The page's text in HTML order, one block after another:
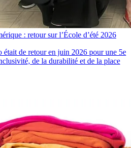
: retour sur l’École d’été 2026
était de retour en juin 2026 pour une 5e
de la durabilité et de la place